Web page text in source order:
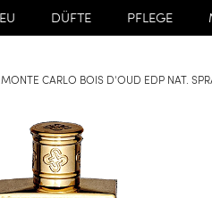
DÜFTE PFLEGE
MONTE CARLO BOIS D'OUD EDP NAT.